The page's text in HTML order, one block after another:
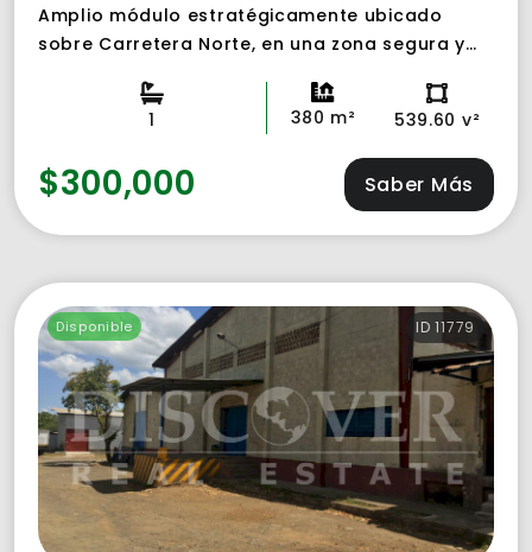
Amplio módulo estratégicamente ubicado
sobre Carretera Norte, en una zona segura y
tipo de negocio.
1
380 m² 539.60 v²
$300,000 Saber Más
ID 11779
Disponible